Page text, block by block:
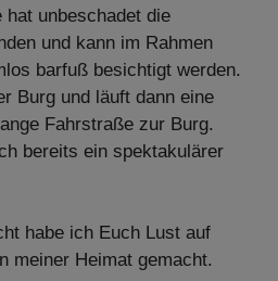
hat unbeschadet die
und kann im Rahmen
barfuß besichtigt werden.
Burg und läuft dann eine
Fahrstraße zur Burg.
bereits ein spektakulärer
habe ich Euch Lust auf
meiner Heimat gemacht.